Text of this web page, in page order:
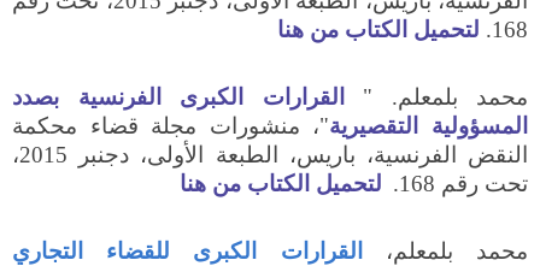
168. لتحميل الكتاب من هنا
محمد بلمعلم. "
القرارات الكبرى الفرنسية بصدد
المسؤولية التقصيرية"، منشورات مجلة قضاء محكمة
النقض الفرنسية، باريس، الطبعة الأولى، دجنبر 2015،
تحت رقم 168.
لتحميل الكتاب من هنا
محمد بلمعلم،
القرارات الكبرى للقضاء التجاري